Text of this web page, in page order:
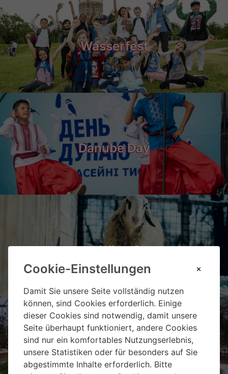
Cookie-Einstellungen
Damit Sie unsere Seite vollständig nutzen
können, sind Cookies erforderlich. Einige
dieser Cookies sind notwendig, damit unsere
Seite überhaupt funktioniert, andere Cookies
sind nur ein komfortables Nutzungserlebnis,
unsere Statistiken oder für besonders auf Sie
abgestimmte Inhalte erforderlich. Bitte
Wasserfest
Danube Day
Landgut Wien Cobenzl
Weihnachtsmarkt Hirschstetten